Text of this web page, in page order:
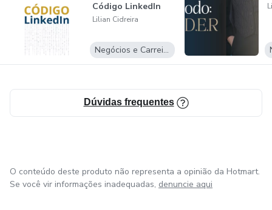
Código LinkedIn
Lilian Cidreira
Negócios e Carreira
Dúvidas frequentes
O conteúdo deste produto não representa a opinião da Hotmart.
Se você vir informações inadequadas, denuncie aqui